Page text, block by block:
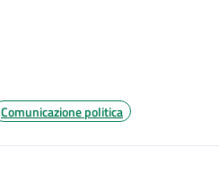
Comunicazione politica